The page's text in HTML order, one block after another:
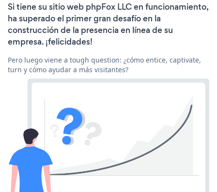
Si tiene su sitio web phpFox LLC en funcionamiento,
ha superado el primer gran desafío en la
construcción de la presencia en línea de su
empresa. ¡felicidades!
Pero luego viene a tough question: ¿cómo entice, captivate,
turn y cómo ayudar a más visitantes?